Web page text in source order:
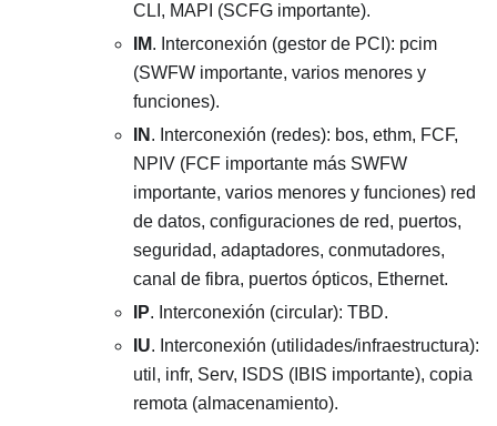
CLI, MAPI (SCFG importante).
IM. Interconexión (gestor de PCI): pcim
(SWFW importante, varios menores y
funciones).
IN . Interconexión (redes): bos, ethm, FCF,
NPIV (FCF importante más SWFW
importante, varios menores y funciones) red
de datos, configuraciones de red, puertos,
seguridad, adaptadores, conmutadores,
canal de fibra, puertos ópticos, Ethernet.
IP. Interconexión (circular): TBD.
IU. Interconexión (utilidades/infraestructura):
util, infr, Serv, ISDS (IBIS importante), copia
remota (almacenamiento).